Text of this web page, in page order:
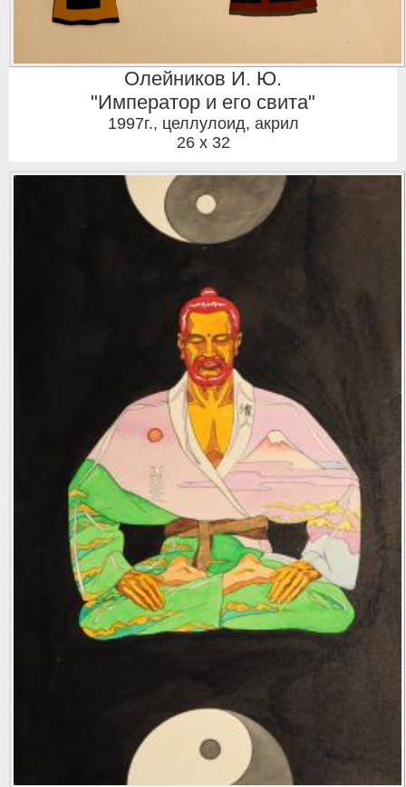
Олейников И. Ю.
"Император и его свита"
1997г., целлулоид, акрил
26 x 32